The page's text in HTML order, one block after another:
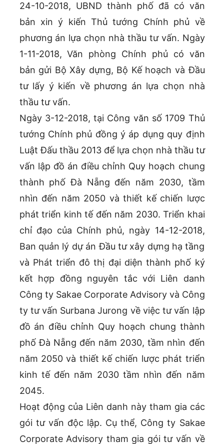
24-10-2018, UBND thành phố đã có văn
bản xin ý kiến Thủ tướng Chính phủ về
phương án lựa chọn nhà thầu tư vấn. Ngày
1-11-2018, Văn phòng Chính phủ có văn
bản gửi Bộ Xây dựng, Bộ Kế hoạch và Đầu
tư lấy ý kiến về phương án lựa chọn nhà
thầu tư vấn.
Ngày 3-12-2018, tại Công văn số 1709 Thủ
tướng Chính phủ đồng ý áp dụng quy định
Luật Đấu thầu 2013 để lựa chọn nhà thầu tư
vấn lập đồ án điều chỉnh Quy hoạch chung
thành phố Đà Nẵng đến năm 2030, tầm
nhìn đến năm 2050 và thiết kế chiến lược
phát triển kinh tế đến năm 2030. Triển khai
chỉ đạo của Chính phủ, ngày 14-12-2018,
Ban quản lý dự án Đầu tư xây dựng hạ tầng
và Phát triển đô thị đại diện thành phố ký
kết hợp đồng nguyên tắc với Liên danh
Công ty Sakae Corporate Advisory và Công
ty tư vấn Surbana Jurong về việc tư vấn lập
đồ án điều chỉnh Quy hoạch chung thành
phố Đà Nẵng đến năm 2030, tầm nhìn đến
năm 2050 và thiết kế chiến lược phát triển
kinh tế đến năm 2030 tầm nhìn đến năm
2045.
Hoạt động của Liên danh này tham gia các
gói tư vấn độc lập. Cụ thể, Công ty Sakae
Corporate Advisory tham gia gói tư vấn về